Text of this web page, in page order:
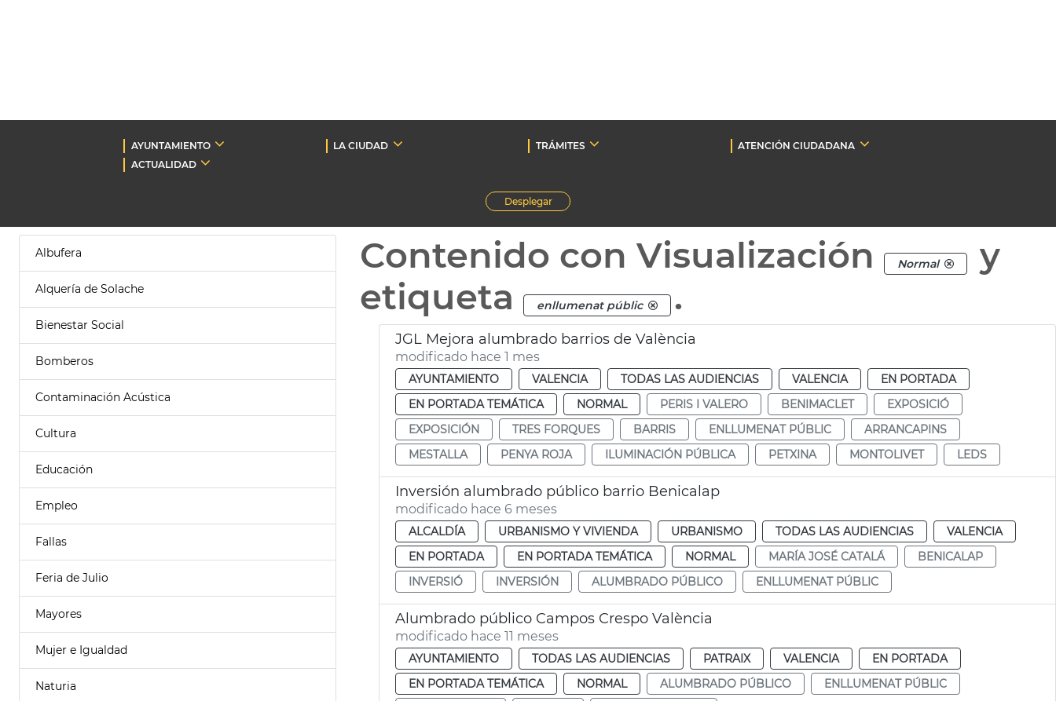
AYUNTAMIENTO LA CIUDAD TRÁMITES
ATENCIÓN CIUDADANA
ACTUALIDAD
Desplegar
Albufera
Alquería de Solache
Bienestar Social
Bomberos
Contaminación Acústica
Cultura
Educación
Empleo
Fallas
Feria de Julio
Mayores
Mujer e Igualdad
Naturia
Contenido con Visualización Normal
y
etiqueta
enllumenat públic .
JGL Mejora alumbrado barrios de València
modificado hace 1 mes
AYUNTAMIENTO VALENCIA TODAS LAS AUDIENCIAS VALENCIA
EN PORTADA
EN PORTADA TEMÁTICA
NORMAL PERIS I VALERO BENIMACLET
EXPOSICIÓ
EXPOSICIÓN
TRES FORQUES BARRIS ENLLUMENAT PÚBLIC
ARRANCAPINS
MESTALLA
PENYA ROJA ILUMINACIÓN PÚBLICA PETXINA MONTOLIVET LEDS
Inversión alumbrado público barrio Benicalap
modificado hace 6 meses
ALCALDÍA URBANISMO Y VIVIENDA URBANISMO TODAS LAS AUDIENCIAS
VALENCIA
EN PORTADA
EN PORTADA TEMÁTICA NORMAL MARÍA JOSÉ CATALÁ
BENICALAP
INVERSIÓ
INVERSIÓN ALUMBRADO PÚBLICO ENLLUMENAT PÚBLIC
Alumbrado público Campos Crespo València
modificado hace 11 meses
AYUNTAMIENTO TODAS LAS AUDIENCIAS PATRAIX VALENCIA
EN PORTADA
EN PORTADA TEMÁTICA
NORMAL ALUMBRADO PÚBLICO
ENLLUMENAT PÚBLIC